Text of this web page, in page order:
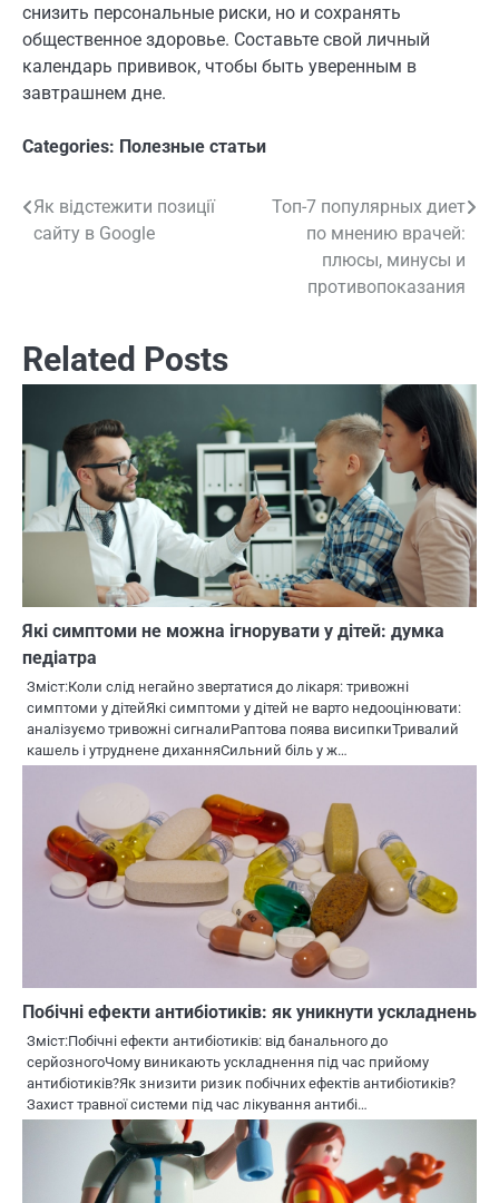
снизить персональные риски, но и сохранять
общественное здоровье. Составьте свой личный
календарь прививок, чтобы быть уверенным в
завтрашнем дне.
Categories: Полезные статьи
Навигация
Як відстежити позиції
сайту в Google
Топ-7 популярных диет
по мнению врачей:
плюсы, минусы и
противопоказания
Related Posts
Які симптоми не можна ігнорувати у дітей: думка
педіатра
Зміст:Коли слід негайно звертатися до лікаря: тривожні
симптоми у дітейЯкі симптоми у дітей не варто недооцінювати:
аналізуємо тривожні сигналиРаптова поява висипкиТривалий
кашель і утруднене диханняСильний біль у ж…
Побічні ефекти антибіотиків: як уникнути ускладнень
Зміст:Побічні ефекти антибіотиків: від банального до
серйозногоЧому виникають ускладнення під час прийому
антибіотиків?Як знизити ризик побічних ефектів антибіотиків?
Захист травної системи під час лікування антибі…